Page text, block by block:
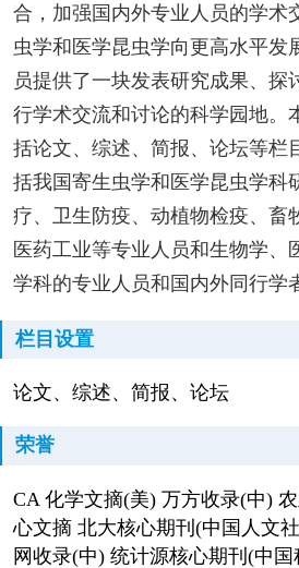
合，加强国内外专业人员的学术
虫学和医学昆虫学向更高水平发
员提供了一块发表研究成果、探
行学术交流和讨论的科学园地。
括论文、综述、简报、论坛等栏
括我国寄生虫学和医学昆虫学科
疗、卫生防疫、动植物检疫、畜
医药工业等专业人员和生物学、
学科的专业人员和国内外同行学
栏目设置
论文、综述、简报、论坛
荣誉
CA 化学文摘(美) 万方收录(中)
心文摘 北大核心期刊(中国人文
网收录(中) 统计源核心期刊(中